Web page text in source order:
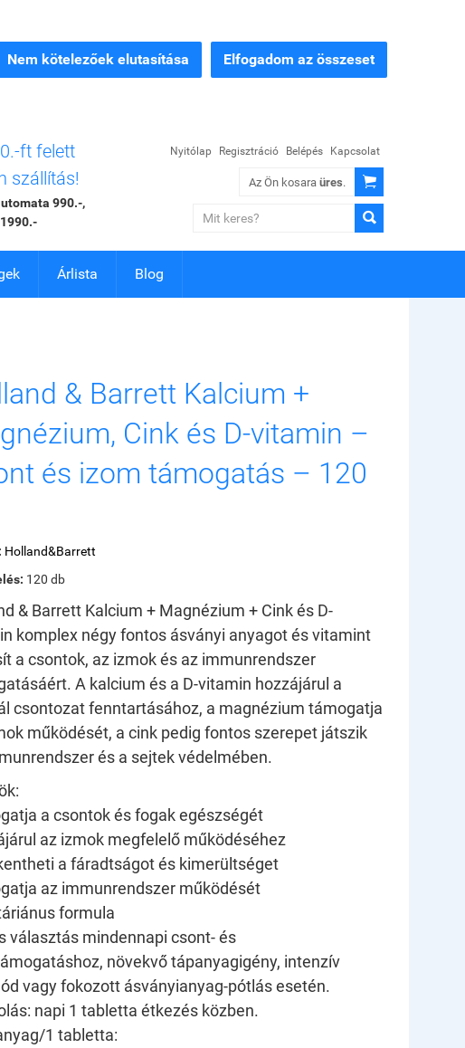
Nem kötelezőek elutasítása Elfogadom az összeset
ft felett
szállítás!
990.-,
Nyitólap Regisztráció Belépés Kapcsolat
Az Ön kosara üres.


Árlista Blog
& Barrett Kalcium +
Cink és D-vitamin –
és izom támogatás – 120
Holland&Barrett
120 db
& Barrett Kalcium + Magnézium + Cink és D-
komplex négy fontos ásványi anyagot és vitamint
a csontok, az izmok és az immunrendszer
A kalcium és a D-vitamin hozzájárul a
csontozat fenntartásához, a magnézium támogatja
működését, a cink pedig fontos szerepet játszik
és a sejtek védelmében.
a csontok és fogak egészségét
az izmok megfelelő működéséhez
a fáradtságot és kimerültséget
az immunrendszer működését
formula
választás mindennapi csont- és
növekvő tápanyagigény, intenzív
vagy fokozott ásványianyag-pótlás esetén.
napi 1 tabletta étkezés közben.
1 tabletta: